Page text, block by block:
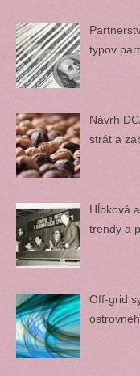
typov
Návrh
strát a
Hĺbková
trendy a
Off-grid